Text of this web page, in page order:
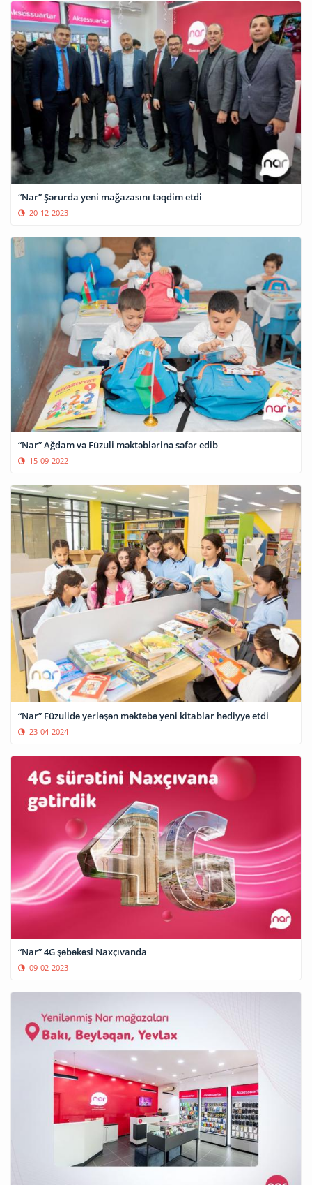
“Nar” Şərurda yeni mağazasını təqdim etdi
20-12-2023
“Nar” Ağdam və Füzuli məktəblərinə səfər edib
15-09-2022
“Nar” Füzulidə yerləşən məktəbə yeni kitablar hədiyyə etdi
23-04-2024
“Nar” 4G şəbəkəsi Naxçıvanda
09-02-2023